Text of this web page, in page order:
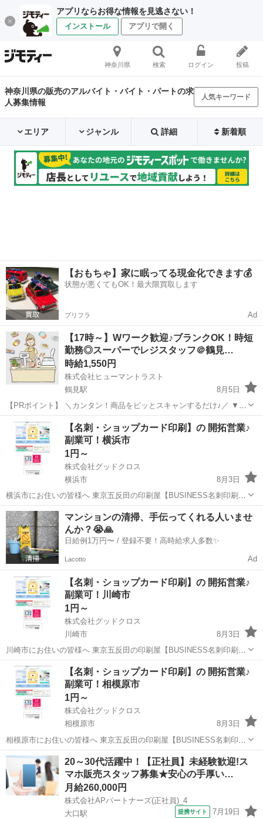
アプリならお得な情報を見逃さない！
インストール アプリで開く
神奈川県 検索 ログイン 投稿
神奈川県の販売のアルバイト・バイト・パートの求
人募集情報
人気キーワード
エリア ジャンル 詳細 新着順
【おもちゃ】家に眠ってる現金化できます💰
状態が悪くてもOK！最大限買取します
プリフラ Ad
【17時～】Wワーク歓迎♪ブランクOK！時短
勤務◎スーパーでレジスタッフ＠鶴見…
時給1,550円
株式会社ヒューマントラスト
鶴見駅
8月5日
【PRポイント】 ＼カンタン！商品をピッとスキャンするだけ♪／ ▼
火・金固定休み！17:00～22:30のショートタイム ▼残業なし！スキマ
時間を使ってプチ収入GET☆彡 【仕事内容】 スーパーでのレジスタ...
神奈川 横浜市 鶴見駅 スーパー スタッフ
【名刺・ショップカード印刷】の 開拓営業♪
副業可！横浜市
1円～
株式会社グッドクロス
横浜市
8月3日
横浜市にお住いの皆様へ 東京五反田の印刷屋【BUSINESS名刺印刷
所】です。 Wワーク・副業として 企業や飲食店等の店舗に対して 名
刺印刷の開拓営業 を行っていただける方を募集しています。 今のあ
な...
神奈川 横浜市 スタッフ
マンションの清掃、手伝ってくれる人いませ
んか？😭🙏
日給例1万円〜 / 登録不要！高時給求人多数✨
Lacotto Ad
【名刺・ショップカード印刷】の 開拓営業♪
副業可！川崎市
1円～
株式会社グッドクロス
川崎市
8月3日
川崎市にお住いの皆様へ 東京五反田の印刷屋【BUSINESS名刺印刷
所】です。 Wワーク・副業として 企業や飲食店等の店舗に対して 名
刺印刷の開拓営業 を行っていただける方を募集しています。 今のあ
な...
神奈川 川崎市 営業 スタッフ
【名刺・ショップカード印刷】の 開拓営業♪
副業可！相模原市
1円～
株式会社グッドクロス
相模原市
8月3日
相模原市にお住いの皆様へ 東京五反田の印刷屋【BUSINESS名刺印刷
所】です。 Wワーク・副業として 企業や飲食店等の店舗に対して 名
刺印刷の開拓営業 を行っていただける方を募集しています。 今のあ...
神奈川 相模原市 営業 スタッフ
20～30代活躍中！【正社員】未経験歓迎!ス
マホ販売スタッフ募集★安心の手厚い…
月給260,000円
株式会社APパートナーズ(正社員)_4
大口駅
提携サイト 7月19日